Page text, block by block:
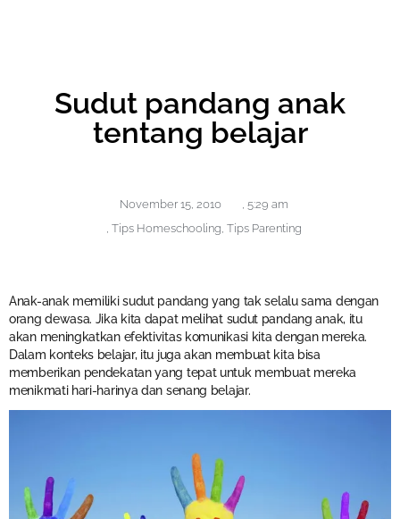
Sudut pandang anak
tentang belajar
November 15, 2010 , 5:29 am
, Tips Homeschooling, Tips Parenting
Anak-anak memiliki sudut pandang yang tak selalu sama dengan
orang dewasa. Jika kita dapat melihat sudut pandang anak, itu
akan meningkatkan efektivitas komunikasi kita dengan mereka.
Dalam konteks belajar, itu juga akan membuat kita bisa
memberikan pendekatan yang tepat untuk membuat mereka
menikmati hari-harinya dan senang belajar.